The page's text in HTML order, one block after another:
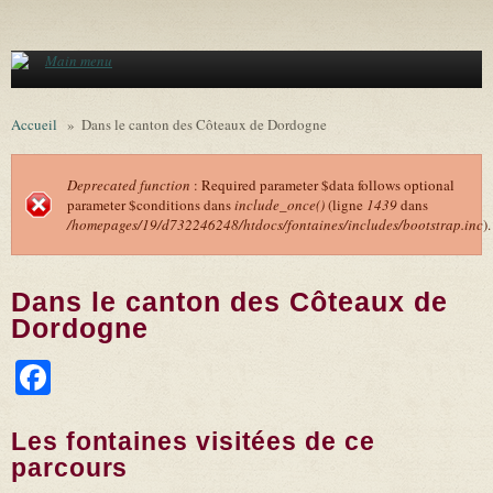
Main menu
Accueil » Dans le canton des Côteaux de Dordogne
Message d'erreur
Deprecated function : Required parameter $data follows optional
parameter $conditions dansinclude_once()(ligne 1439dans
/homepages/19/d732246248/htdocs/fontaines/includes/bootstrap.inc).
Dans le canton des Côteaux de
Dordogne
Les fontaines visitées de ce
parcours